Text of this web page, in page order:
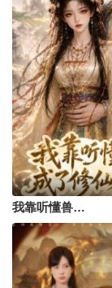
我靠听懂兽语，成了修仙界团宠